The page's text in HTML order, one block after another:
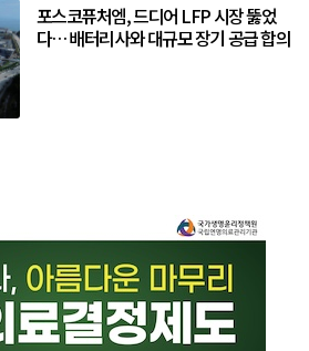
포스코퓨처엠, 드디어 LFP 시장 뚫었
다… 배터리사와 대규모 장기 공급 합의